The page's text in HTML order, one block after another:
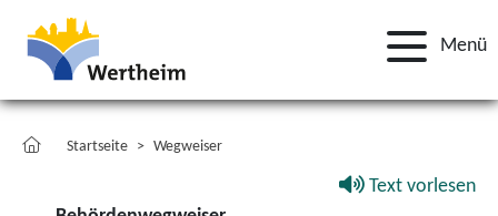
Menü
Startseite Wegweiser
Text vorlesen